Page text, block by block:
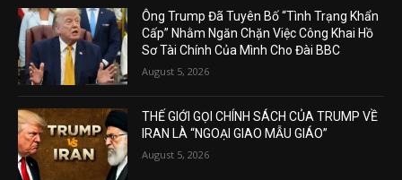
Ông Trump Đã Tuyên Bố “Tình Trạng Khẩn
Cấp” Nhằm Ngăn Chặn Việc Công Khai Hồ
Sơ Tài Chính Của Mình Cho Đài BBC
August 5, 2026
THẾ GIỚI GỌI CHÍNH SÁCH CỦA TRUMP VỀ
IRAN LÀ “NGOẠI GIAO MẪU GIÁO”
August 5, 2026